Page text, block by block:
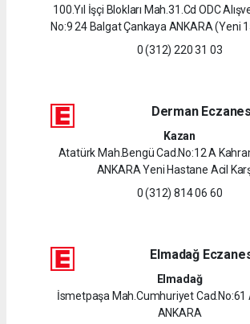
100.Yıl İşçi Blokları Mah.31.Cd ODC
No:9 24 Balgat Çankaya ANKARA (Yeni
0 (312) 220 31 03
Derman
Kazan
Atatürk Mah.Bengü Cad.No:12 A
ANKARA Yeni Hastane Acil
0 (312) 814 06 60
Elmadağ
Elmadağ
İsmetpaşa Mah.Cumhuriyet Cad.No:61
ANKARA